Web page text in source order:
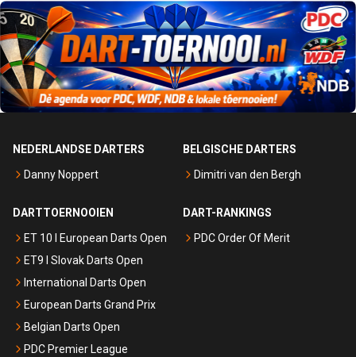
NEDERLANDSE DARTERS
Danny Noppert
BELGISCHE DARTERS
Dimitri van den Bergh
DARTTOERNOOIEN
ET 10 I European Darts Open
ET9 I Slovak Darts Open
International Darts Open
European Darts Grand Prix
Belgian Darts Open
PDC Premier League
DART-RANKINGS
PDC Order Of Merit